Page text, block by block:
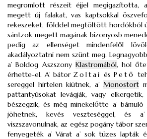
megromlott részeit éjjel megigazította,
megett új falakat, vas kaptsokkal
rekeszeket, földdel megtöltött hordókból
sántzok megett magának bizonyosb
pedig az ellenséget mindenfelől
akadályoztatni nem szünt meg.
a’ Boldog Aszszony Klastromából, hol
érhette-el. A’ bátor Zoltai ésPető
sereggel hirtelen kiütnek, a’ Monostort
pattantyúsokat levágják, vagy
bészegzik, és még minekelőtte a’ bámuló
jöhetnek, kevés veszteséggel, és
viszszavonulnak, az egész pogány tábor
fenyegeték a’ Várat a’ sok tüzes lapták